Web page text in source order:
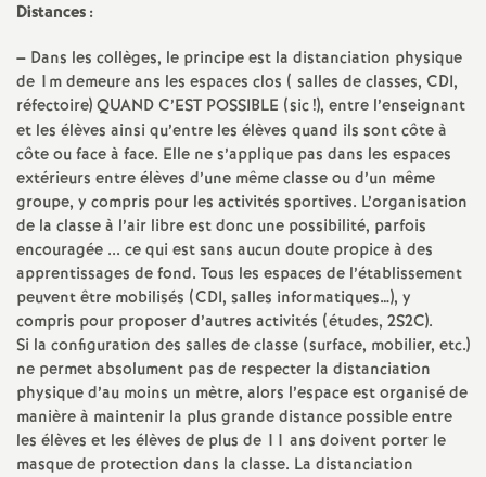
S
e
c
o
n
d
d
e
Distances :
– Dans les collèges, le principe est la distanciation physique
de 1m demeure ans les espaces clos ( salles de classes, CDI,
réfectoire) QUAND C’EST POSSIBLE (sic!), entre l’enseignant
et les élèves ainsi qu’entre les élèves quand ils sont côte à
côte ou face à face. Elle ne s’applique pas dans les espaces
extérieurs entre élèves d’une même classe ou d’un même
groupe, y compris pour les activités sportives. L’organisation
de la classe à l’air libre est donc une possibilité, parfois
encouragée ... ce qui est sans aucun doute propice à des
apprentissages de fond. Tous les espaces de l’établissement
peuvent être mobilisés (CDI, salles informatiques…), y
compris pour proposer d’autres activités (études, 2S2C).
Si la configuration des salles de classe (surface, mobilier, etc.)
ne permet absolument pas de respecter la distanciation
physique d’au moins un mètre, alors l’espace est organisé de
manière à maintenir la plus grande distance possible entre
les élèves et les élèves de plus de 11 ans doivent porter le
masque de protection dans la classe. La distanciation